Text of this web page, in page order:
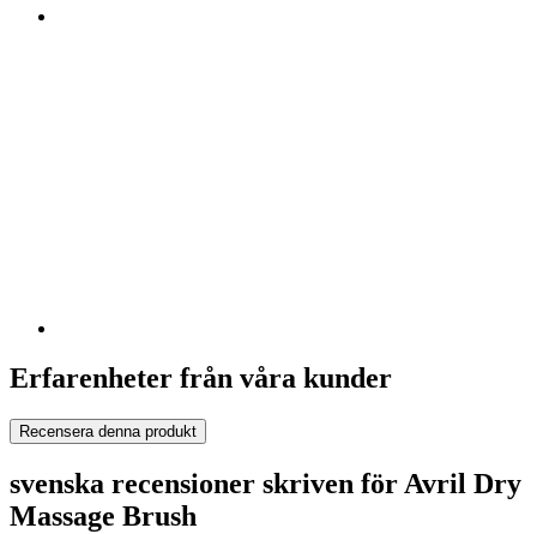
Erfarenheter från våra kunder
Recensera denna produkt
svenska recensioner skriven för Avril Dry
Massage Brush